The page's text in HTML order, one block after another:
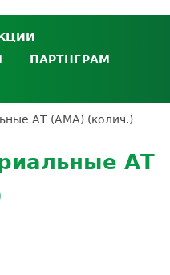
мер для
ПАРТНЕРАМ
кабинет
партнёра
Экскурсия в
АТ (AMA) (колич.)
АТ